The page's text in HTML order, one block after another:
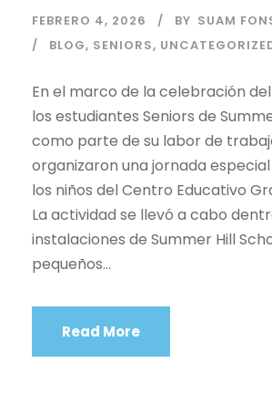
FEBRERO 4, 2026 BY SUAM
BLOG, SENIORS,
En el marco de la celebración
los estudiantes Seniors de
como parte de su labor de
organizaron una jornada
los niños del Centro Educativo
La actividad se llevó a cabo
instalaciones de Summer Hill
pequeños...
Read More